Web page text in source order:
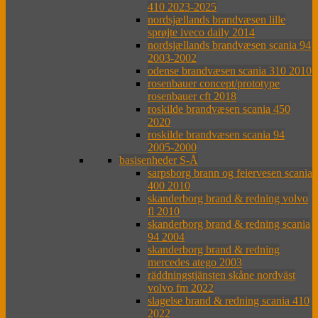
410 2023-2025
nordsjællands brandvæsen lille
sprøjte iveco daily 2014
nordsjællands brandvæsen scania 94
2003-2002
odense brandvæsen scania 310 2010
rosenbauer concept/prototype
rosenbauer cft 2018
roskilde brandvæsen scania 450
2020
roskilde brandvæsen scania 94
2005-2000
basisenheder S-Å
sarpsborg brann og feiervesen scania
400 2010
skanderborg brand & redning volvo
fl 2010
skanderborg brand & redning scania
94 2004
skanderborg brand & redning
mercedes atego 2003
räddningstjänsten skåne nordväst
volvo fm 2022
slagelse brand & redning scania 410
2022